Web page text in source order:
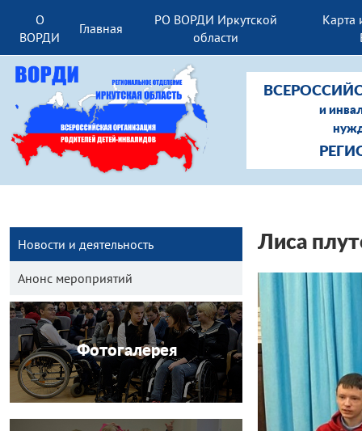
О
ВОРДИ
Главная
РО ВОРДИ Иркутской
области
Карта
и
Новости и деятельность
Анонс мероприятий
Фотогалерея
Лиса